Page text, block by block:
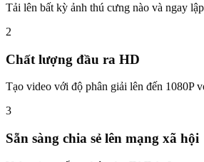
Tải lên bất kỳ ảnh thú cưng nào và ngay
2
Chất lượng đầu ra HD
Tạo video với độ phân giải lên đến 1080P
3
Sẵn sàng chia sẻ lên mạng xã hội